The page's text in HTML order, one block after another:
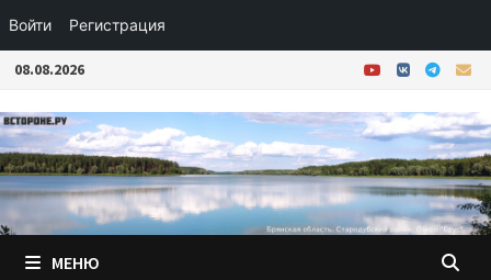
Войти Регистрация
Перейти
содержимому
08.08.2026
МЕНЮ